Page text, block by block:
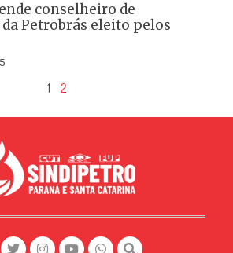
conselheiro de
Petrobrás eleito pelos
1 2